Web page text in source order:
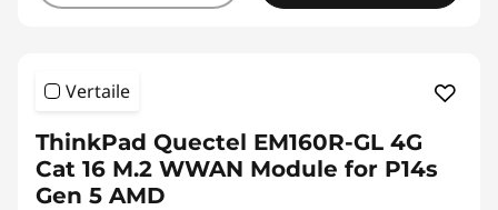
Vertaile
ThinkPad Quectel EM160R-GL 4G
Cat 16 M.2 WWAN Module for P14s
Gen 5 AMD